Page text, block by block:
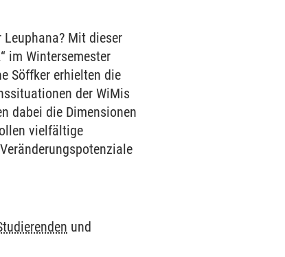
Mit dieser
im Wintersemester
Söffker erhielten die
der WiMis
dabei die Dimensionen
vielfältige
und